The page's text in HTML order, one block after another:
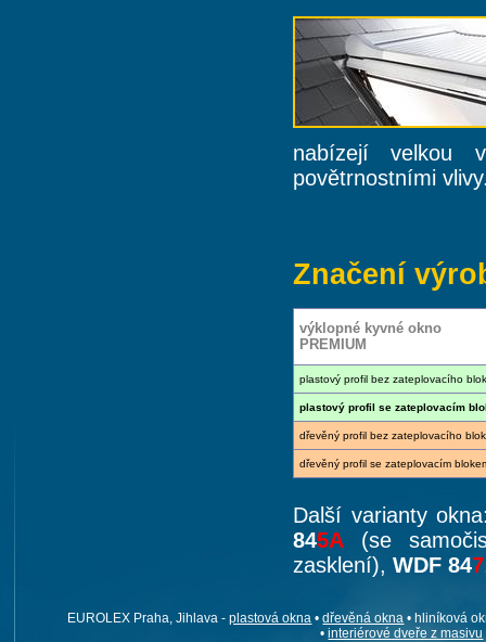
nabízejí velkou
povětrnostními
Značení
výklopné kyvné okno
PREMIUM
plastový profil bez zateplovacího
plastový profil se zateplovacím
dřevěný profil bez zateplovacího
dřevěný profil se zateplovacím
Další varianty
845A (se
zasklení), WDF 847
EUROLEX Praha, Jihlava -plastová okna •dřevěná okna • hliníková
•interiérové dveře z masivu